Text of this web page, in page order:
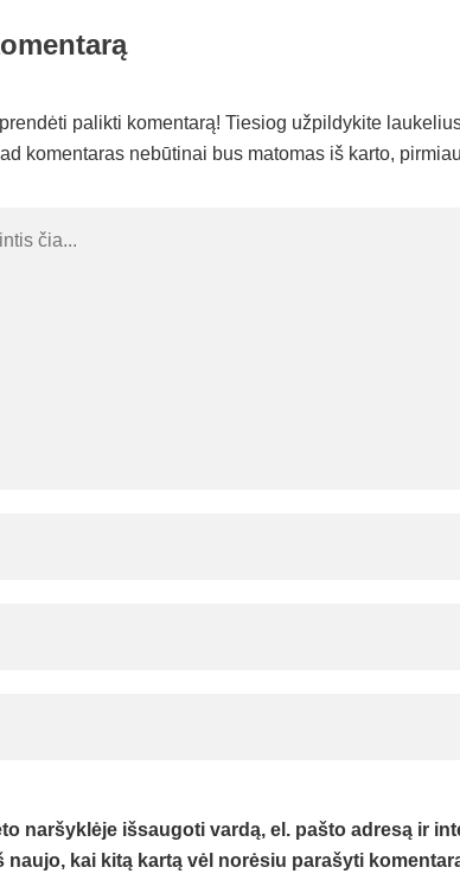
palikti komentarą! Tiesiog užpildykite
komentaras nebūtinai bus matomas iš karto,
naršyklėje išsaugoti vardą, el. pašto adresą ir
naujo, kai kitą kartą vėl norėsiu parašyti